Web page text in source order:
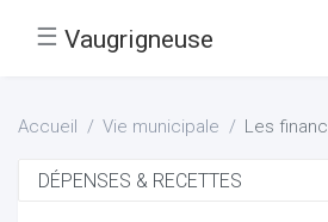
☰ Vaugrigneuse
Accueil Vie municipale Les